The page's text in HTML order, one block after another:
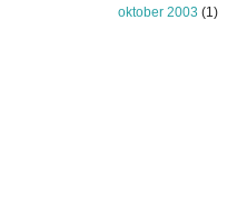
oktober 2003 (1)